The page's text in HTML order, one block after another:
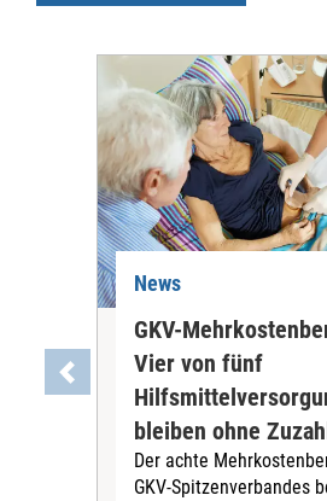
News
GKV-
Vier von fünf
bleiben ohne
Der achte
GKV-Spitzenverbandes